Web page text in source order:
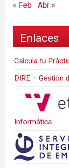
« Feb Abr »
Enlaces
Calcula tu
DIRE – Gestión
Informática